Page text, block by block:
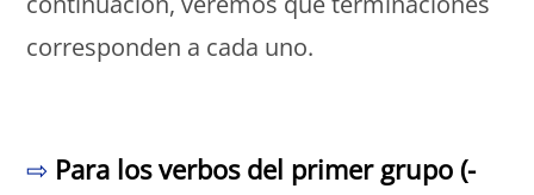
corresponden a cada uno.
⇨ Para los verbos del primer grupo (-